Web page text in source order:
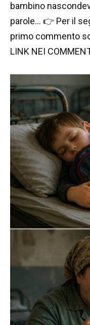
bambino
parole… 👉 Per il
primo commento
LINK NEI